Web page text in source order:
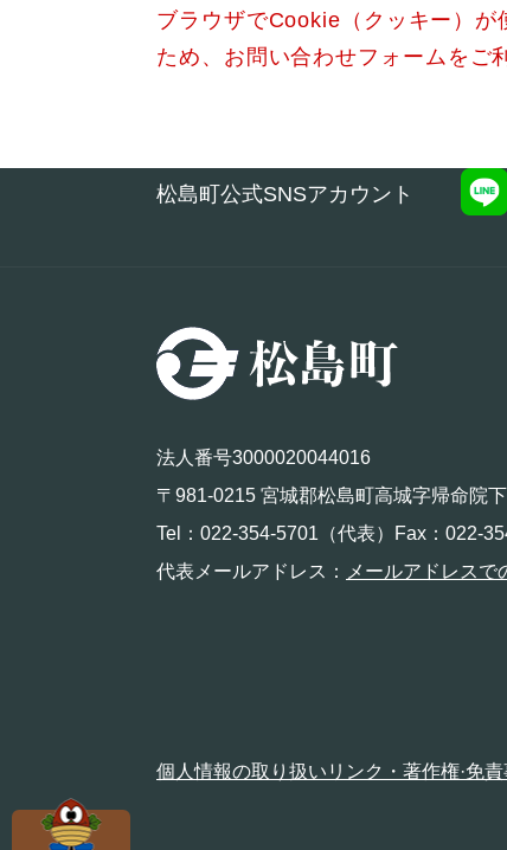
ブラウザでCookie（クッキー）
ため、お問い合わせフォームをご
松島町公式SNSアカウント
法人番号3000020044016
〒981-0215 宮城郡松島町高城字帰命院
Tel：022-354-5701（代表）Fax：022-
代表メールアドレス：
メールアドレスで
個人情報の取り扱い リンク・著作権·免